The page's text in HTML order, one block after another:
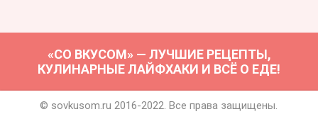
«СО ВКУСОМ» — ЛУЧШИЕ РЕЦЕПТЫ,
КУЛИНАРНЫЕ ЛАЙФХАКИ И ВСЁ О ЕДЕ!
© sovkusom.ru 2016-2022. Все права защищены.